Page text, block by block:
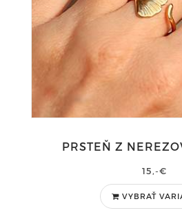
PRSTEŇ Z
15,-€
VYBRAŤ